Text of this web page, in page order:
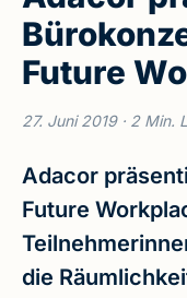
Future
27. Juni 2019· 2 Min.
Adacor
Future
die